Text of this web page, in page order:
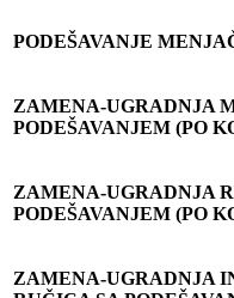
PODEŠAVANJE MENJA
ZAMENA-UGRADNJA
PODEŠAVANJEM (PO
ZAMENA-UGRADNJA
PODEŠAVANJEM (PO
ZAMENA-UGRADNJA